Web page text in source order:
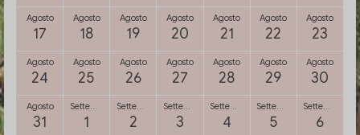
Agosto
17
Agosto
18
Agosto
19
Agosto
20
Agosto
21
Agosto
22
Agosto
23
Agosto
24
Agosto
25
Agosto
26
Agosto
27
Agosto
28
Agosto
29
Agosto
30
Agosto
31
Settembre
1
Settembre
2
Settembre
3 4 5
6